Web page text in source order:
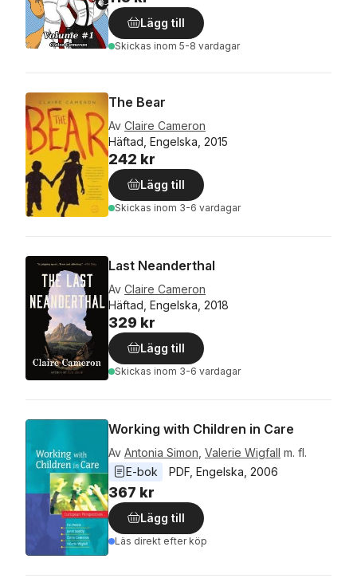
Lägg till
Skickas inom 5-8 vardagar
The Bear
Av Claire Cameron
Häftad, Engelska, 2015
242 kr
Lägg till
Skickas inom 3-6 vardagar
Last Neanderthal
Av Claire Cameron
Häftad, Engelska, 2018
329 kr
Lägg till
Skickas inom 3-6 vardagar
Working with Children in Care
Av Antonia Simon Valerie Wigfall m. fl.
E-bok
PDF Engelska 2006
367 kr
Lägg till
Läs direkt efter köp